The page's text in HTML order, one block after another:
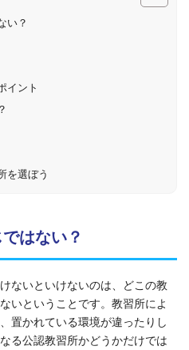
い？
イント
を選ぼう
はない？
ないといけないのは、どこの教
いということです。教習所によ
置かれている環境が違ったりし
る公認教習所かどうかだけでは